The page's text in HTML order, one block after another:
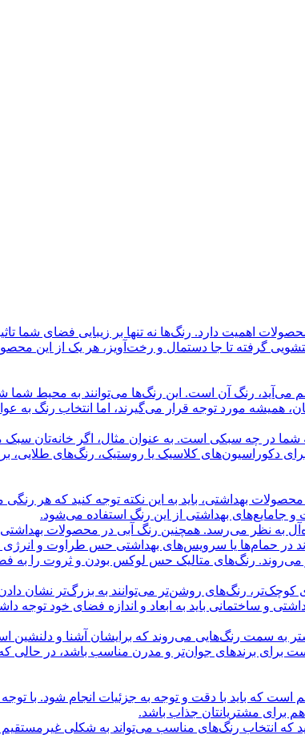
اهمیت دارد. رنگ‌ها نه تنها بر زیبایی فضای شما
گرفته تا جا دستمال و رخت‌آویز، هر یک از این
می‌آید، رنگ آن است. این رنگ‌ها می‌توانند به محیط
مورد توجه قرار می‌گیرند، اما انتخاب رنگ به
در چه سبکی است. به عنوان مثال، اگر خانه‌تان سبک
دکوراسیون‌های کلاسیک یا روستیک، رنگ‌های طلایی،
بهداشتی، باید به این نکته توجه کنید که هر
جامایع‌های بهداشتی از این رنگ استفاده می‌شود.
به نظر می‌رسد. همچنین رنگ آبی در محصولات
در حمام‌ها یا سرویس‌های بهداشتی حس طراوت و انرژی
می‌روند. رنگ‌های متالیک حس لوکس بودن و ثروت را به
رنگ‌های روشن‌تر می‌توانند به بزرگ‌تر نشان
و ساختمانی باید به ابعاد و اندازه فضای خود توجه
به سمت رنگ‌هایی می‌روند که برایشان آشنا و دلنشین
برای برندهای جوان‌تر و مدرن مناسب باشد، در حالی
که باید با دقت و توجه به جزئیات انجام شود. با
برای مشتریانتان جذاب باشد.
که انتخاب رنگ‌های مناسب می‌تواند به شکلی